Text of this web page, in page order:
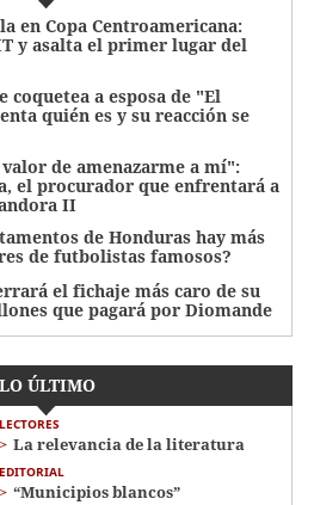
en Copa Centroamericana:
y asalta el primer lugar del
coquetea a esposa de "El
quién es y su reacción se
de amenazarme a mí":
el procurador que enfrentará a
II
de Honduras hay más
de futbolistas famosos?
el fichaje más caro de su
que pagará por Diomande
LO ÚLTIMO
LECTORES
La relevancia de la literatura
EDITORIAL
“Municipios blancos”